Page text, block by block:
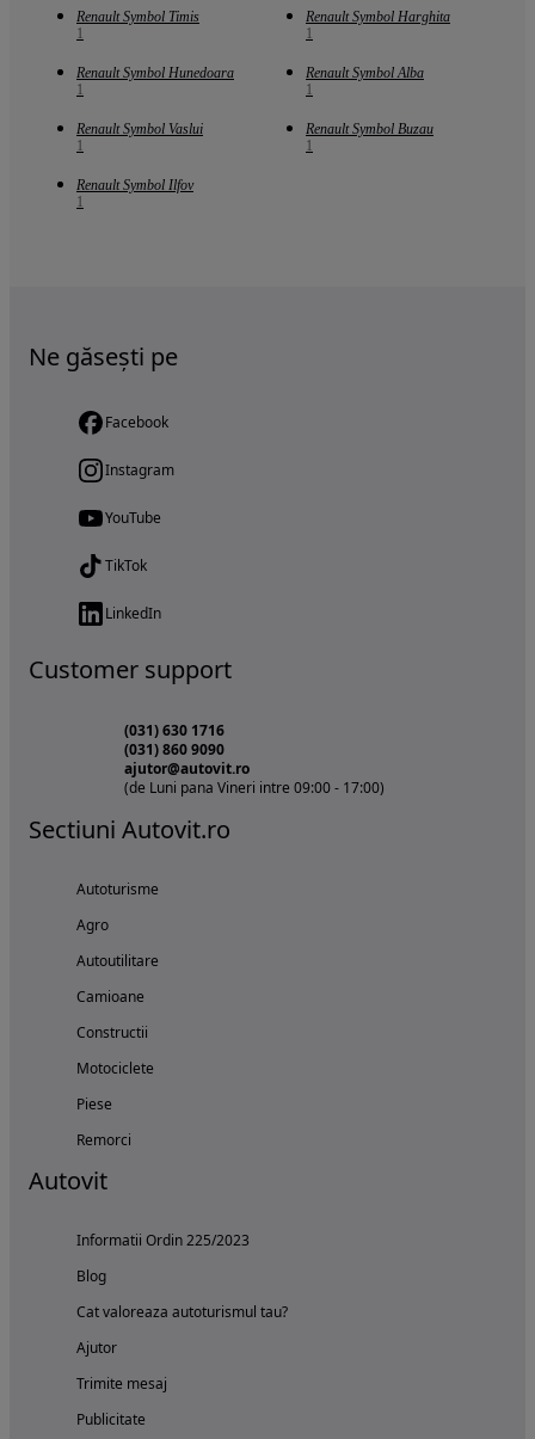
Renault Symbol Timis
1
Renault Symbol Harghita
1
Renault Symbol Hunedoara
1
Renault Symbol Alba
1
Renault Symbol Vaslui
1
Renault Symbol Buzau
1
Renault Symbol Ilfov
1
Ne găsești pe
Facebook
Instagram
YouTube
TikTok
LinkedIn
Customer support
(031) 630 1716
(031) 860 9090
ajutor@autovit.ro
(de Luni pana Vineri intre 09:00 - 17:00)
Sectiuni Autovit.ro
Autoturisme
Agro
Autoutilitare
Camioane
Constructii
Motociclete
Piese
Remorci
Autovit
Informatii Ordin 225/2023
Blog
Cat valoreaza autoturismul tau?
Ajutor
Trimite mesaj
Publicitate